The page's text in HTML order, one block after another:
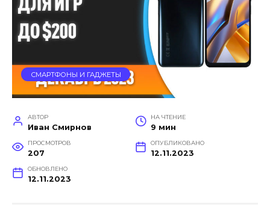
СМАРТФОНЫ И ГАДЖЕТЫ
АВТОР
Иван Смирнов
НА ЧТЕНИЕ
9 мин
ПРОСМОТРОВ
207
ОПУБЛИКОВАНО
12.11.2023
ОБНОВЛЕНО
12.11.2023